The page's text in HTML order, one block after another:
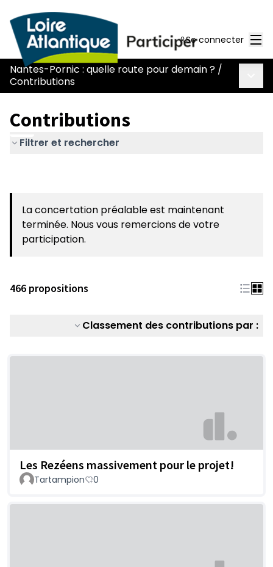
Se connecter
Nantes-Pornic : quelle route pour demain ? /
Contributions
Contributions
Filtrer et rechercher
La concertation préalable est maintenant
terminée. Nous vous remercions de votre
participation.
466 propositions
Classement des contributions par :
Les Rezéens massivement pour le projet!
Tartampion 0